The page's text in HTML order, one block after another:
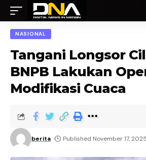
NASIONAL
Tangani Longsor
BNPB Lakukan
Modifikasi Cuaca
berita Published November 17, 2025